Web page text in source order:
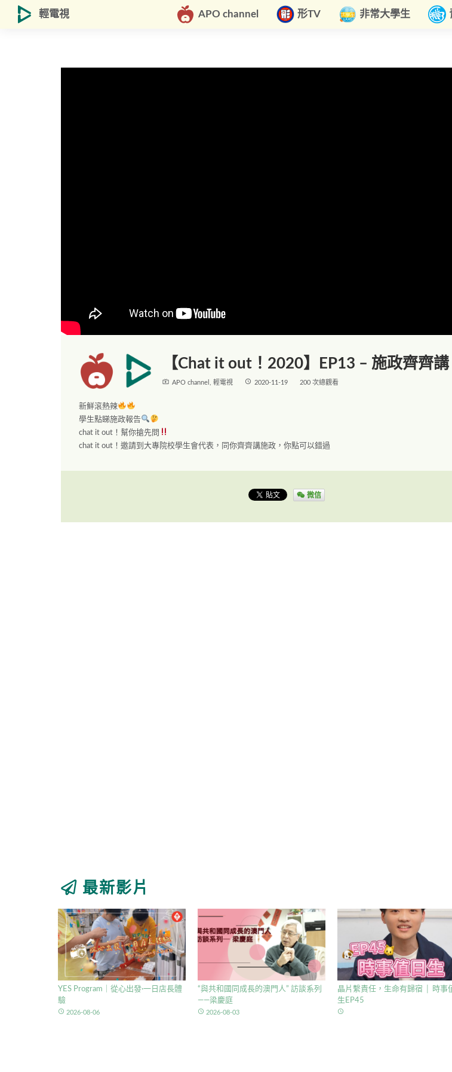
輕電視 APO channel 形TV 非常大學生
【Chat it out！2020】EP13 – 施政齊齊講
live_tv APO channel 輕電視 access_time 2020-11-19 200 次總觀看
新鮮滾熱辣
學生點睇施政報告
chat it out！幫你搶先問
chat it out！邀請到大專院校學生會代表，同你齊齊講施政，你點可以錯過
微信
最新影片
YES Program｜從心出發·一日店長體
驗
access_time 2026-08-06
“與共和國同成長的澳門人” 訪談系列
——梁慶庭
access_time 2026-08-03
晶片繫責任，生命有歸宿 │ 時事
生EP45
access_time